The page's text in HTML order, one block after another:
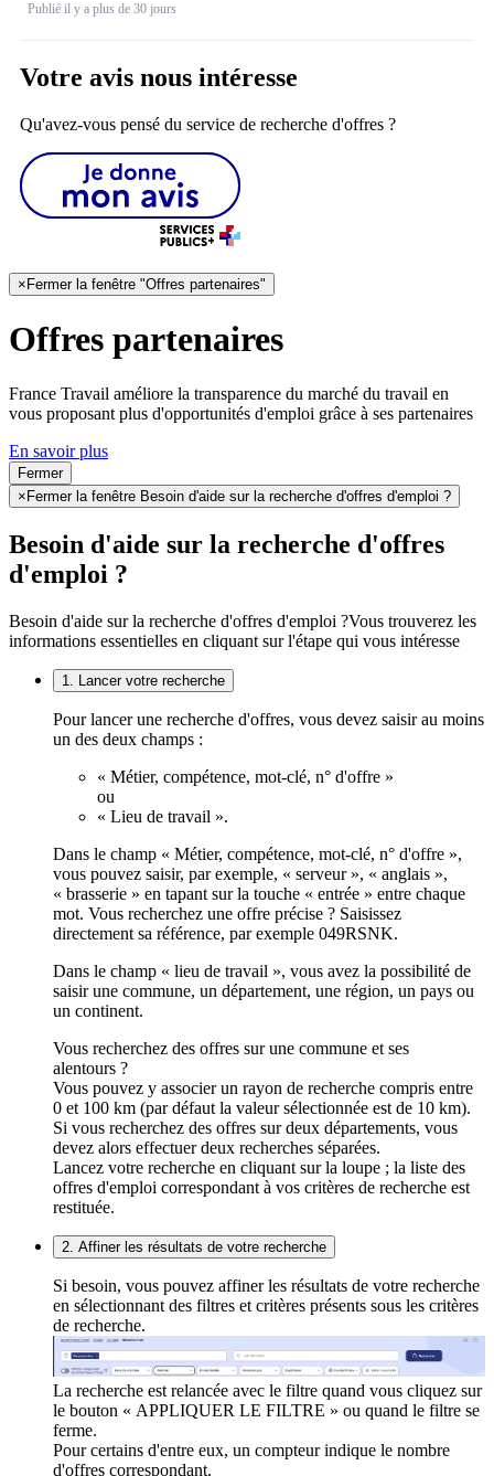
Publié il y a plus de 30 jours
Votre avis nous intéresse
Qu'avez-vous pensé du service de recherche d'offres ?
× Fermer la fenêtre "Offres partenaires"
Offres partenaires
France Travail améliore la transparence du marché du travail en
vous proposant plus d'opportunités d'emploi grâce à ses partenaires
En savoir plus
Fermer
× Fermer la fenêtre Besoin d'aide sur la recherche d'offres d'emploi ?
Besoin d'aide sur la recherche d'offres
d'emploi ?
Besoin d'aide sur la recherche d'offres d'emploi ?Vous trouverez les
informations essentielles en cliquant sur l'étape qui vous intéresse
1. Lancer votre recherche
Pour lancer une recherche d'offres, vous devez saisir au moins
un des deux champs :
« Métier, compétence, mot-clé, n° d'offre »
ou
« Lieu de travail ».
Dans le champ « Métier, compétence, mot-clé, n° d'offre »,
vous pouvez saisir, par exemple, « serveur », « anglais »,
« brasserie » en tapant sur la touche « entrée » entre chaque
mot. Vous recherchez une offre précise ? Saisissez
directement sa référence, par exemple 049RSNK.
Dans le champ « lieu de travail », vous avez la possibilité de
saisir une commune, un département, une région, un pays ou
un continent.
Vous recherchez des offres sur une commune et ses
alentours ?
Vous pouvez y associer un rayon de recherche compris entre
0 et 100 km (par défaut la valeur sélectionnée est de 10 km).
Si vous recherchez des offres sur deux départements, vous
devez alors effectuer deux recherches séparées.
Lancez votre recherche en cliquant sur la loupe ; la liste des
offres d'emploi correspondant à vos critères de recherche est
restituée.
2. Affiner les résultats de votre recherche
Si besoin, vous pouvez affiner les résultats de votre recherche
en sélectionnant des filtres et critères présents sous les critères
de recherche.
La recherche est relancée avec le filtre quand vous cliquez sur
le bouton « APPLIQUER LE FILTRE » ou quand le filtre se
ferme.
Pour certains d'entre eux, un compteur indique le nombre
d'offres correspondant.